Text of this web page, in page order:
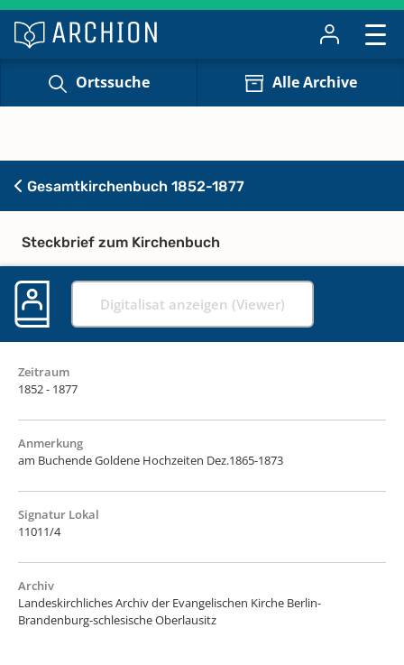
Ortssuche Alle Archive
Gesamtkirchenbuch 1852-1877
Steckbrief zum Kirchenbuch
Digitalisat anzeigen (Viewer)
Zeitraum
1852 - 1877
Anmerkung
am Buchende Goldene Hochzeiten Dez.1865-1873
Signatur Lokal
11011/4
Archiv
Landeskirchliches Archiv der Evangelischen Kirche Berlin-
Brandenburg-schlesische Oberlausitz